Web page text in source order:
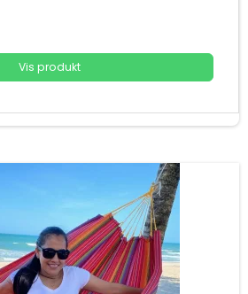
Vis produkt